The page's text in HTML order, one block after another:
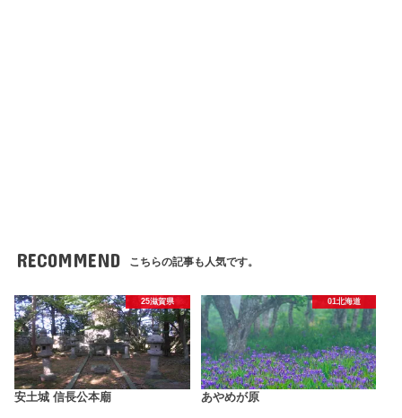
RECOMMEND こちらの記事も人気です。
25滋賀県
安土城 信長公本廟
01北海道
あやめが原